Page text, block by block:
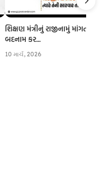
શિક્ષણ મંત્રીનું રાજીનામું માંગતા
બદનામ કર...
10 માર્ચ, 2026